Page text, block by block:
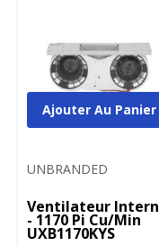
UNBRANDED
Ventilateur
- 1170 Pi Cu/min
UXB1170KYS
Ajouter Au Panier